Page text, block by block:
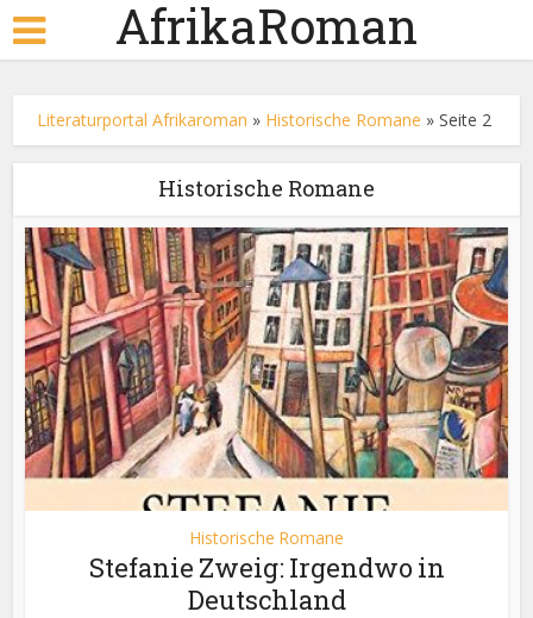
AfrikaRoman
Literaturportal Afrikaroman » Historische Romane »Seite 2
Historische Romane
Historische Romane
Stefanie Zweig: Irgendwo in
Deutschland